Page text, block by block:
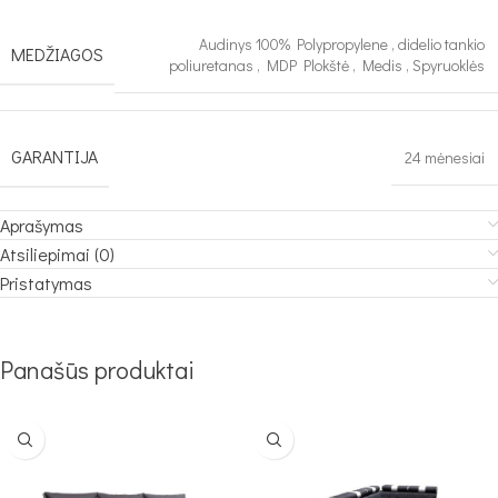
MEDŽIAGOS Audinys 100% Polypropylene , didelio tankio
poliuretanas , MDP Plokštė , Medis , Spyruoklės
GARANTIJA 24 mėnesiai
Aprašymas
Atsiliepimai (0)
Pristatymas
Panašūs produktai